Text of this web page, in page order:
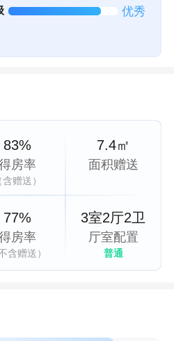
优秀
83%
房率
含赠送）
77%
房率
不含赠送）
7.4㎡
面积赠送
3室2厅2卫
厅室配置
普通